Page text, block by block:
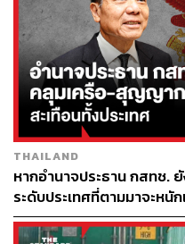
THAILAND
หากอำนาจประธาน กสทช.
ระดับประเทศที่ตามมาจะหนั